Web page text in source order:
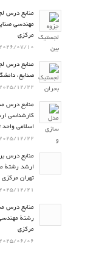
منابع درس
مهندسی
مرکزی
2026/07/10 - 23:08
منابع درس
صنایع،
2025/12/22 - 12:36
منابع درس
کارشناسی
اسلامی واحد
2025/12/22 - 12:30
منابع درس
ارشد رشتۀ
تهران مرکزی
2025/12/21 - 09:54
منابع درس
رشتۀ مهندسی
مرکزی
2025/06/06 - 17:51